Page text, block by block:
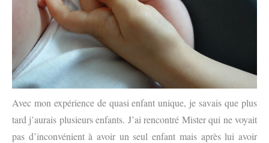
Avec mon expérience de quasi enfant unique, je savais que plus
tard j’aurais plusieurs enfants. J’ai rencontré Mister qui ne voyait
pas d’inconvénient à avoir un seul enfant mais après lui avoir